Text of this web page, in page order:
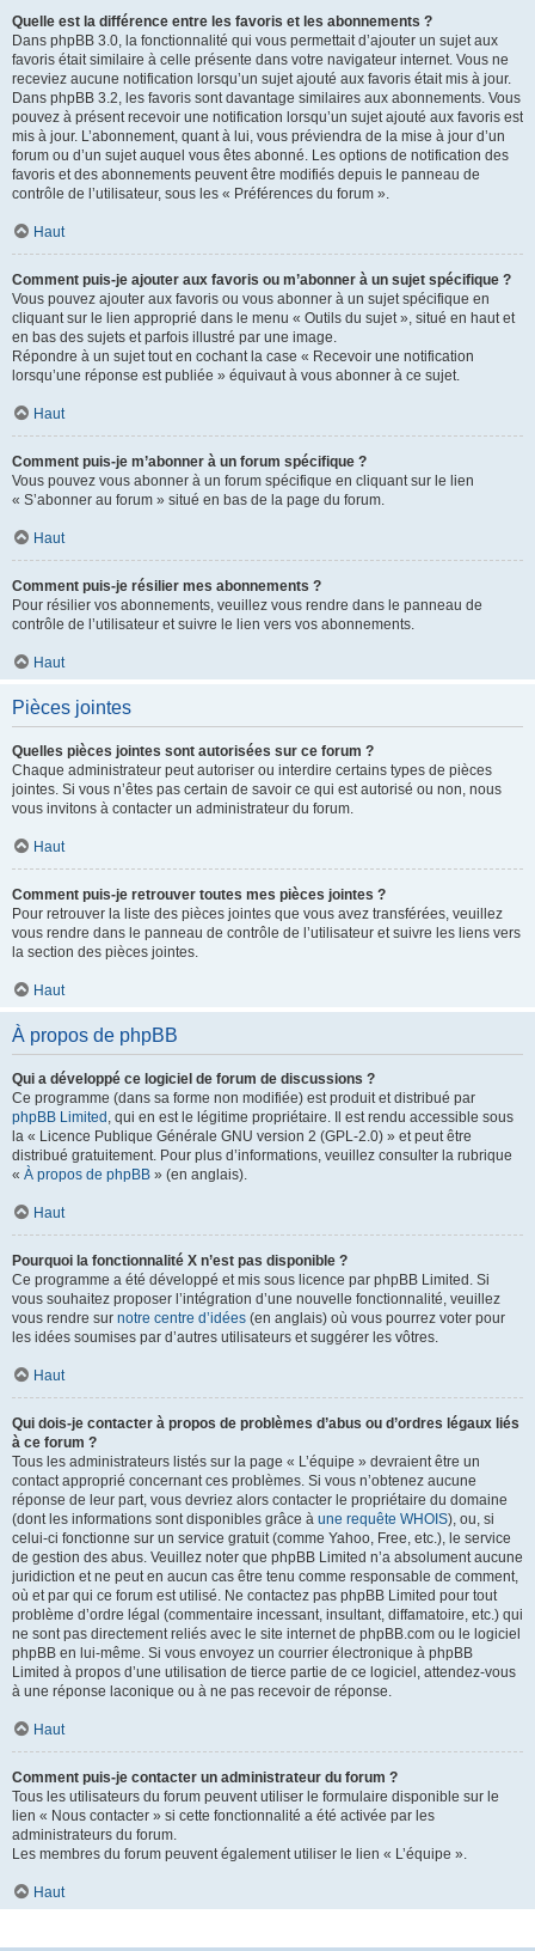
Quelle est la différence entre les favoris et les abonnements ?
Dans phpBB 3.0, la fonctionnalité qui vous permettait d’ajouter un sujet aux
favoris était similaire à celle présente dans votre navigateur internet. Vous ne
receviez aucune notification lorsqu’un sujet ajouté aux favoris était mis à jour.
Dans phpBB 3.2, les favoris sont davantage similaires aux abonnements. Vous
pouvez à présent recevoir une notification lorsqu’un sujet ajouté aux favoris est
mis à jour. L’abonnement, quant à lui, vous préviendra de la mise à jour d’un
forum ou d’un sujet auquel vous êtes abonné. Les options de notification des
favoris et des abonnements peuvent être modifiés depuis le panneau de
contrôle de l’utilisateur, sous les « Préférences du forum ».
Haut
Comment puis-je ajouter aux favoris ou m’abonner à un sujet spécifique ?
Vous pouvez ajouter aux favoris ou vous abonner à un sujet spécifique en
cliquant sur le lien approprié dans le menu « Outils du sujet », situé en haut et
en bas des sujets et parfois illustré par une image.
Répondre à un sujet tout en cochant la case « Recevoir une notification
lorsqu’une réponse est publiée » équivaut à vous abonner à ce sujet.
Haut
Comment puis-je m’abonner à un forum spécifique ?
Vous pouvez vous abonner à un forum spécifique en cliquant sur le lien
« S’abonner au forum » situé en bas de la page du forum.
Haut
Comment puis-je résilier mes abonnements ?
Pour résilier vos abonnements, veuillez vous rendre dans le panneau de
contrôle de l’utilisateur et suivre le lien vers vos abonnements.
Haut
Pièces jointes
Quelles pièces jointes sont autorisées sur ce forum ?
Chaque administrateur peut autoriser ou interdire certains types de pièces
jointes. Si vous n’êtes pas certain de savoir ce qui est autorisé ou non, nous
vous invitons à contacter un administrateur du forum.
Haut
Comment puis-je retrouver toutes mes pièces jointes ?
Pour retrouver la liste des pièces jointes que vous avez transférées, veuillez
vous rendre dans le panneau de contrôle de l’utilisateur et suivre les liens vers
la section des pièces jointes.
Haut
À propos de phpBB
Qui a développé ce logiciel de forum de discussions ?
Ce programme (dans sa forme non modifiée) est produit et distribué par
phpBB Limited , qui en est le légitime propriétaire. Il est rendu accessible sous
la « Licence Publique Générale GNU version 2 (GPL-2.0) » et peut être
distribué gratuitement. Pour plus d’informations, veuillez consulter la rubrique
« À propos de phpBB » (en anglais).
Haut
Pourquoi la fonctionnalité X n’est pas disponible ?
Ce programme a été développé et mis sous licence par phpBB Limited. Si
vous souhaitez proposer l’intégration d’une nouvelle fonctionnalité, veuillez
vous rendre sur notre centre d’idées (en anglais) où vous pourrez voter pour
les idées soumises par d’autres utilisateurs et suggérer les vôtres.
Haut
Qui dois-je contacter à propos de problèmes d’abus ou d’ordres légaux liés
à ce forum ?
Tous les administrateurs listés sur la page « L’équipe » devraient être un
contact approprié concernant ces problèmes. Si vous n’obtenez aucune
réponse de leur part, vous devriez alors contacter le propriétaire du domaine
(dont les informations sont disponibles grâce à une requête WHOIS), ou, si
celui-ci fonctionne sur un service gratuit (comme Yahoo, Free, etc.), le service
de gestion des abus. Veuillez noter que phpBB Limited n’a absolument aucune
juridiction et ne peut en aucun cas être tenu comme responsable de comment,
où et par qui ce forum est utilisé. Ne contactez pas phpBB Limited pour tout
problème d’ordre légal (commentaire incessant, insultant, diffamatoire, etc.) qui
ne sont pas directement reliés avec le site internet de phpBB.com ou le logiciel
phpBB en lui-même. Si vous envoyez un courrier électronique à phpBB
Limited à propos d’une utilisation de tierce partie de ce logiciel, attendez-vous
à une réponse laconique ou à ne pas recevoir de réponse.
Haut
Comment puis-je contacter un administrateur du forum ?
Tous les utilisateurs du forum peuvent utiliser le formulaire disponible sur le
lien « Nous contacter » si cette fonctionnalité a été activée par les
administrateurs du forum.
Les membres du forum peuvent également utiliser le lien « L’équipe ».
Haut